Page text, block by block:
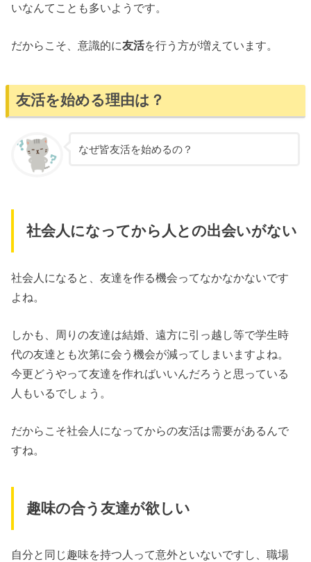
いなんてことも多いようです。
だからこそ、意識的に友活を行う方が増えています。
友活を始める理由は？
なぜ皆友活を始めるの？
社会人になってから人との出会いがない
社会人になると、友達を作る機会ってなかなかないです
よね。
しかも、周りの友達は結婚、遠方に引っ越し等で学生時
代の友達とも次第に会う機会が減ってしまいますよね。
今更どうやって友達を作ればいいんだろうと思っている
人もいるでしょう。
だからこそ社会人になってからの友活は需要があるんで
すね。
趣味の合う友達が欲しい
自分と同じ趣味を持つ人って意外といないですし、職場